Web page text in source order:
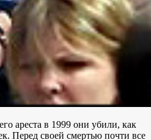
ареста в 1999 они убили, как
Перед своей смертью почти все